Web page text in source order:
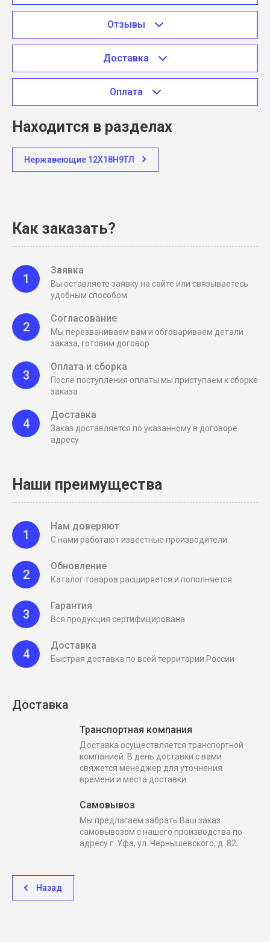
Отзывы
Доставка
Оплата
Находится в разделах
Нержавеющие 12Х18Н9ТЛ
Как заказать?
1
Заявка
Вы оставляете заявку на сайте или связываетесь
удобным способом
2
Согласование
Мы перезваниваем вам и обговариваем детали
заказа, готовим договор
3
Оплата и сборка
После поступления оплаты мы приступаем к сборке
заказа
4
Доставка
Заказ доставляется по указанному в договоре
адресу
Наши преимущества
1
Нам доверяют
С нами работают известные производители
2
Обновление
Каталог товаров расширяется и пополняется
3
Гарантия
Вся продукция сертифицирована
4
Доставка
Быстрая доставка по всей территории России
Доставка
Транспортная компания
Доставка осуществляется транспортной
компанией. В день доставки с вами
свяжется менеджер для уточнения
времени и места доставки.
Самовывоз
Мы предлагаем забрать Ваш заказ
самовывозом с нашего производства по
адресу г. Уфа, ул. Чернышевского, д. 82.
Назад